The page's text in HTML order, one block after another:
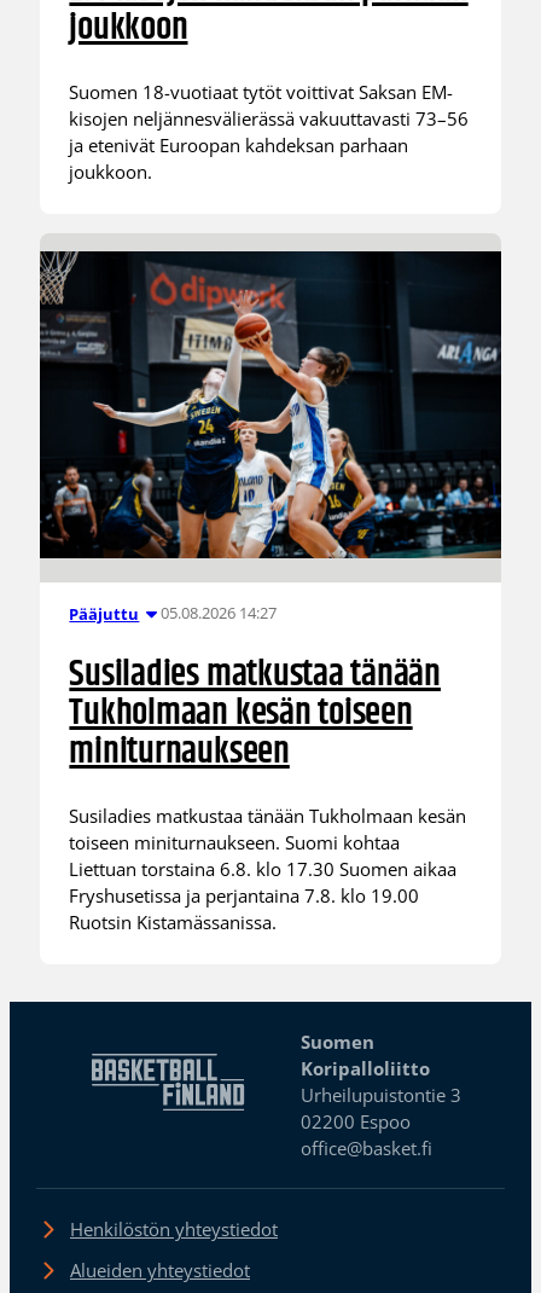
joukkoon
Suomen 18-vuotiaat tytöt voittivat Saksan EM-
kisojen neljännesvälierässä vakuuttavasti 73–56
ja etenivät Euroopan kahdeksan parhaan
joukkoon.
Pääjuttu 05.08.2026 14:27
Susiladies matkustaa tänään
Tukholmaan kesän toiseen
miniturnaukseen
Susiladies matkustaa tänään Tukholmaan kesän
toiseen miniturnaukseen. Suomi kohtaa
Liettuan torstaina 6.8. klo 17.30 Suomen aikaa
Fryshusetissa ja perjantaina 7.8. klo 19.00
Ruotsin Kistamässanissa.
Suomen
Koripalloliitto
Urheilupuistontie 3
02200 Espoo
office@basket.fi
Henkilöstön yhteystiedot
Alueiden yhteystiedot